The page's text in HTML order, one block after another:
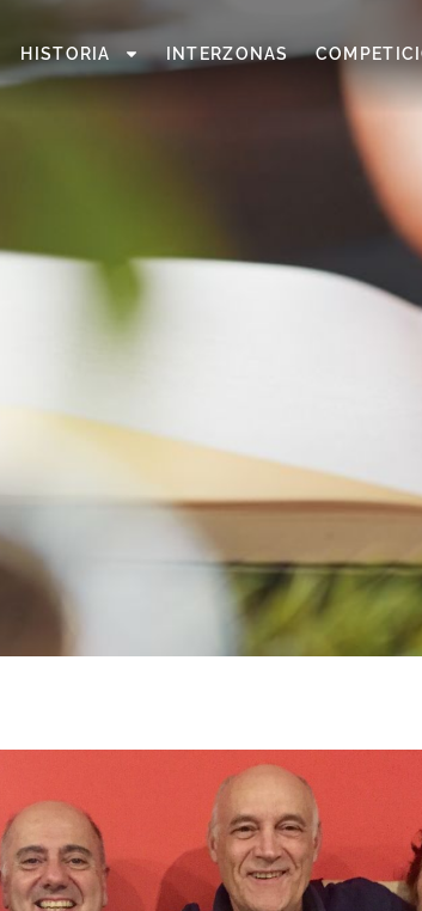
HISTORIA INTERZONAS